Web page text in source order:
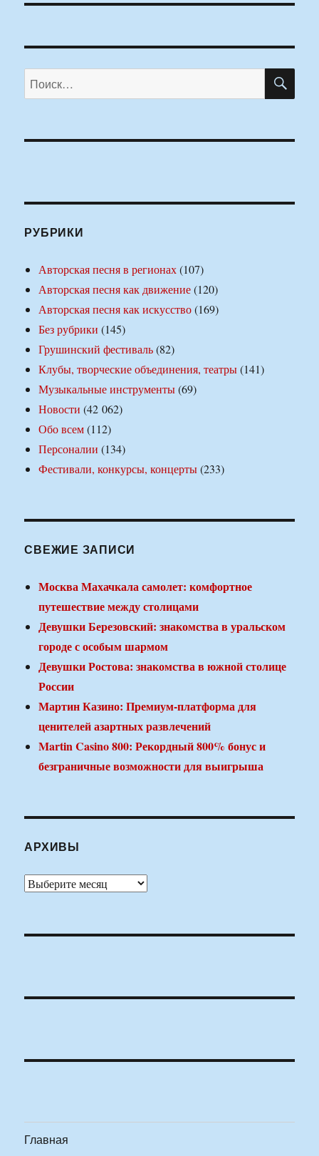
Искать:
РУБРИКИ
Авторская песня в регионах(107)
Авторская песня как движение(120)
Авторская песня как искусство(169)
Без рубрики (145)
Грушинский фестиваль(82)
Клубы, творческие объединения, театры(141)
Музыкальные инструменты(69)
Новости (42 062)
Обо всем(112)
Персоналии (134)
Фестивали, конкурсы, концерты(233)
СВЕЖИЕ ЗАПИСИ
Москва Махачкала самолет: комфортное
путешествие между столицами
Девушки Березовский: знакомства в уральском
городе с особым шармом
Девушки Ростова: знакомства в южной столице
России
Мартин Казино: Премиум-платформа для
ценителей азартных развлечений
Martin Casino 800: Рекордный 800% бонус и
безграничные возможности для выигрыша
АРХИВЫ
Архивы
Главная